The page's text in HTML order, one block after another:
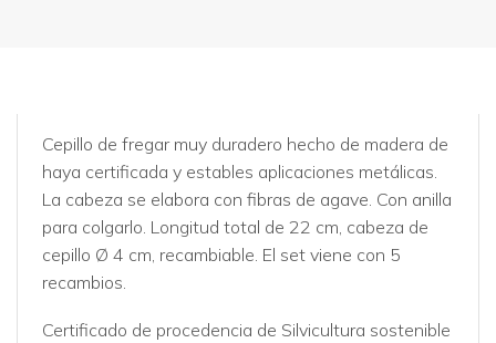
Cepillo de fregar muy duradero hecho de madera de
haya certificada y estables aplicaciones metálicas.
La cabeza se elabora con fibras de agave. Con anilla
para colgarlo. Longitud total de 22 cm, cabeza de
cepillo Ø 4 cm, recambiable. El set viene con 5
recambios.
Certificado de procedencia de Silvicultura sostenible